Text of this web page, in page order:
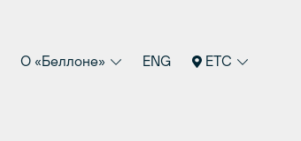
О «Беллоне» ENG ETC